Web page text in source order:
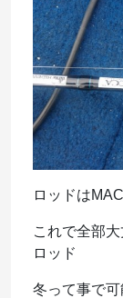
ロッドは
これで全部
ロッド
冬って事で